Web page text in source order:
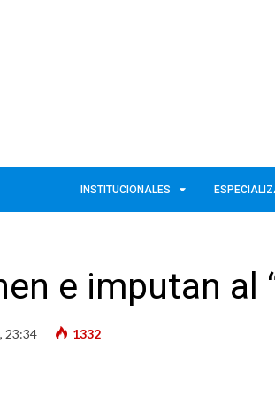
INSTITUCIONALES
e imputan al
23:34 1332